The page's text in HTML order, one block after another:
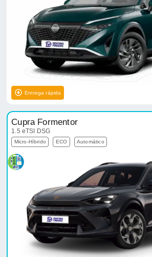
Entrega rápida
Cupra Formentor
1.5 eTSI DSG
Micro-Híbrido ECO Automático